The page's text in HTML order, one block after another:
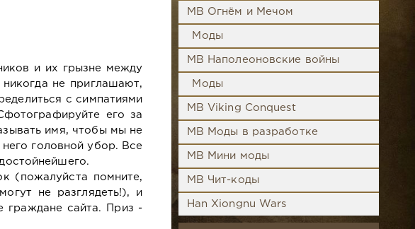
и их грызне между
не приглашают,
с симпатиями
его за
имя, чтобы мы не
головной убор. Все
(пожалуйста помните,
не разглядеть!), и
граждане сайта. Приз -
MB Огнём и Мечом
Моды
MB Наполеоновские войны
Моды
MB Viking Conquest
MB Моды в разработке
MB Мини моды
MB Чит-коды
Han Xiongnu Wars